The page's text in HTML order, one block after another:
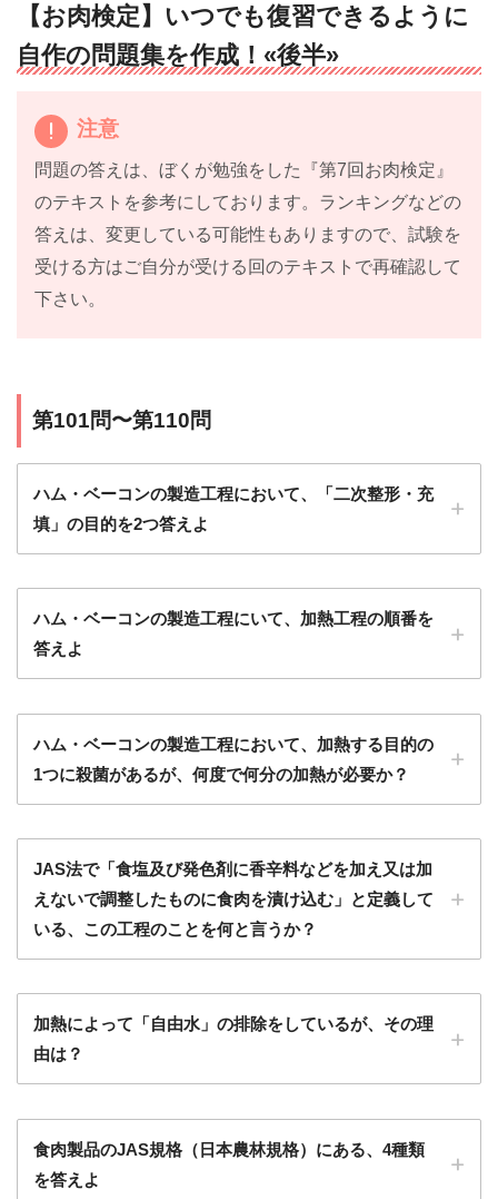
【お肉検定】いつでも復習できるように
自作の問題集を作成！«後半»
注意
問題の答えは、ぼくが勉強をした『第7回お肉検定』
のテキストを参考にしております。ランキングなどの
答えは、変更している可能性もありますので、試験を
受ける方はご自分が受ける回のテキストで再確認して
下さい。
第101問〜第110問
ハム・ベーコンの製造工程において、「二次整形・充
填」の目的を2つ答えよ
ハム・ベーコンの製造工程にいて、加熱工程の順番を
答えよ
ハム・ベーコンの製造工程において、加熱する目的の
1つに殺菌があるが、何度で何分の加熱が必要か？
JAS法で「食塩及び発色剤に香辛料などを加え又は加
えないで調整したものに食肉を漬け込む」と定義して
いる、この工程のことを何と言うか？
加熱によって「自由水」の排除をしているが、その理
由は？
食肉製品のJAS規格（日本農林規格）にある、4種類
を答えよ